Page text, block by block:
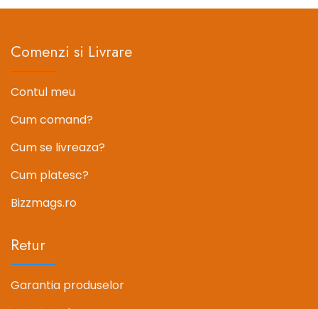
Comenzi si Livrare
Contul meu
Cum comand?
Cum se livreaza?
Cum platesc?
Bizzmags.ro
Retur
Garantia produselor